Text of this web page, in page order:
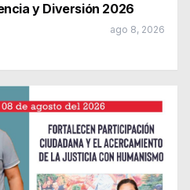
y Diversión 2026
ago 8, 2026